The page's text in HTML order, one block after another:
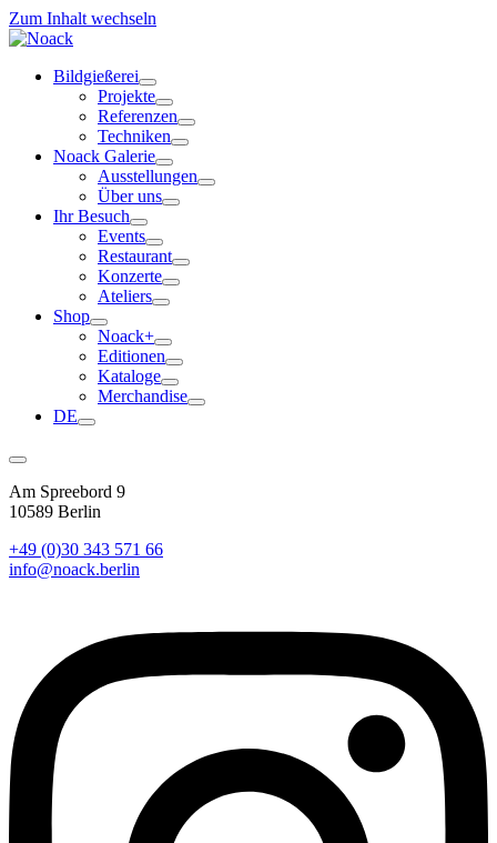
Zum Inhalt wechseln
Bildgießerei
Projekte
Referenzen
Techniken
Noack Galerie
Ausstellungen
Über uns
Ihr Besuch
Events
Restaurant
Konzerte
Ateliers
Shop
Noack+
Editionen
Kataloge
Merchandise
DE
Am Spreebord 9
10589 Berlin
+49 (0)30 343 571 66
info@noack.berlin